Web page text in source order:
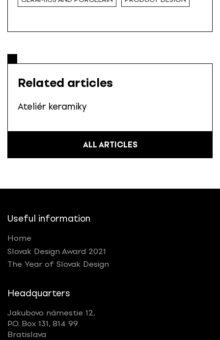
Related articles
Ateliér keramiky
ALL ARTICLES
Useful information
Home
Slovak Design Award 2021
The Year of Slovak Design
Headquarters
Jakubovo námestie 12,
P.O. Box 131, 814 99
Bratislava